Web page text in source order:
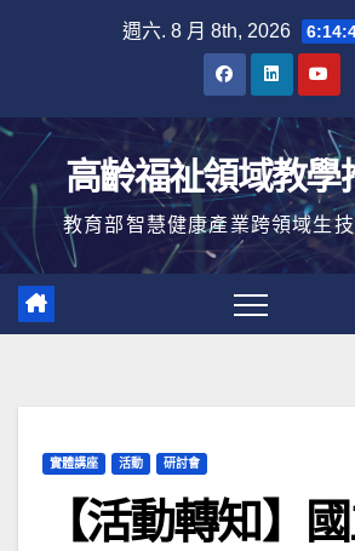
週六. 8 月 8th, 2026
高齡福祉領域教學
教育部智慧健康產業跨領域生
實體講座 活動 研討會
【活動轉知】